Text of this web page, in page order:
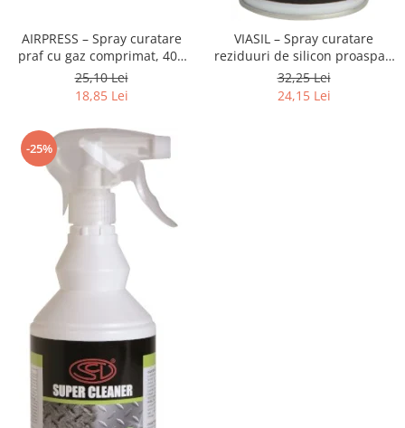
AIRPRESS – Spray curatare
praf cu gaz comprimat, 400
ml
25,10 Lei
18,85 Lei
VIASIL – Spray curatare
reziduuri de silicon proaspat,
400 ml
32,25 Lei
24,15 Lei
-25%